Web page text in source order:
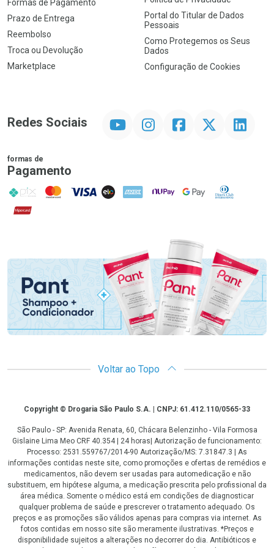
Formas de Pagamento
Prazo de Entrega
Reembolso
Troca ou Devolução
Marketplace
Portal do Titular de Dados
Pessoais
Como Protegemos os Seus
Dados
Configuração de Cookies
Redes Sociais InstagramFacebookTwitter Linkedin
formas de
Pagamento
PIX MasterCard
VISA ELO AMEX NuPay Google PayDiners Club
Hipercard
Promoção em Destaque
Voltar ao Topo
CopyrightCopyright © Drogaria São Paulo S.A. | CNPJ: 61.412.110/0565-33
São Paulo - SP: Avenida Renata, 60, Chácara Belenzinho - Vila Formosa
Gislaine Lima Meo CRF 40.354 | 24 horas| Autorização de funcionamento:
Processo: 2531.559767/2014-90 Autorização/MS: 7.31847.3 | As
informações contidas neste site, como promoções e ofertas de remédios e
medicamentos, não devem ser usadas para automedicação e não
substituem, em hipótese alguma, a medicação prescrita pelo profissional da
área médica. Somente o médico está em condições de diagnosticar
qualquer problema de saúde e prescrever o tratamento adequado. Os
preços e as promoções são válidos apenas para compras via internet. As
fotos contidas em nosso site são meramente ilustrativas. *Preços e
disponibilidade sujeitos a alterações no decorrer do dia. Antibióticos e